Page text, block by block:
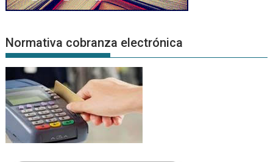
Normativa cobranza electrónica